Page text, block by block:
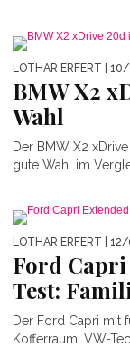
LOTHAR ERFERT |
BMW X2
Wahl
Der BMW X2
gute Wahl im
LOTHAR ERFERT |
Ford Capri
Test:
Der Ford Capri mit
Kofferraum, VW-